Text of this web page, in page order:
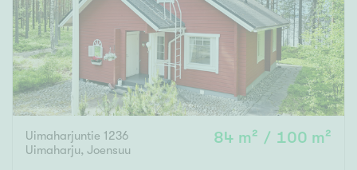
Uimaharjuntie 1236
Uimaharju, Joensuu
84 m² / 100 m²